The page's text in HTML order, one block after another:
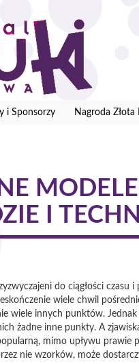
i Sponsorzy Nagroda Złota
I
do ciągłości
wiele chwil
wiele innych punktów.
żadne inne punkty. A
mimo upływu prawie
nie wzorków, może